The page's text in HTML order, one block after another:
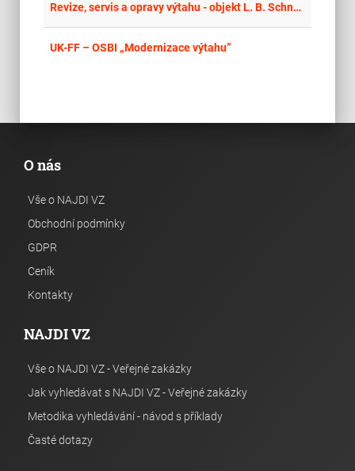
Revize, servis a opravy výtahu - objekt L. B. Schneidera 2306/34, České Budějovice
UK-FF – OSBI „Modernizace výtahu”
O nás
Vše o NAJDI VZ
Obchodní podmínky
GDPR
Ceník
Kontakty
NAJDI VZ
Vše o NAJDI VZ - Veřejné zakázky
Jak vyhledávat s NAJDI VZ - Veřejné zakázky
Metodika vyhledávání - návod s příklady
Časté dotazy